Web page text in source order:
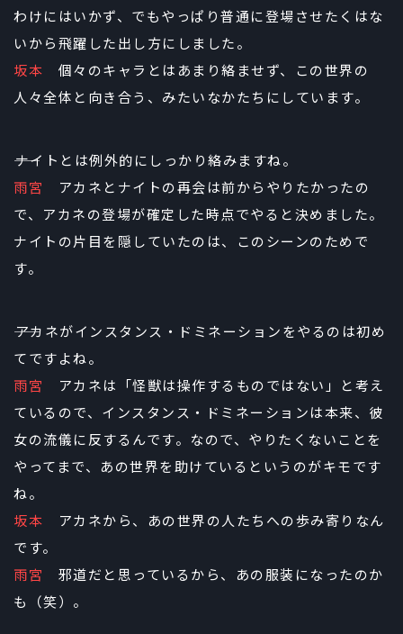
わけにはいかず、でもやっぱり普通に登場させたくはな
いから飛躍した出し方にしました。
坂本 個々のキャラとはあまり絡ませず、この世界の
人々全体と向き合う、みたいなかたちにしています。
――ナイトとは例外的にしっかり絡みますね。
雨宮 アカネとナイトの再会は前からやりたかったの
で、アカネの登場が確定した時点でやると決めました。
ナイトの片目を隠していたのは、このシーンのためで
す。
――アカネがインスタンス・ドミネーションをやるのは初め
てですよね。
雨宮 アカネは「怪獣は操作するものではない」と考え
ているので、インスタンス・ドミネーションは本来、彼
女の流儀に反するんです。なので、やりたくないことを
やってまで、あの世界を助けているというのがキモです
ね。
坂本 アカネから、あの世界の人たちへの歩み寄りなん
です。
雨宮 邪道だと思っているから、あの服装になったのか
も（笑）。